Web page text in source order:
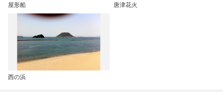
屋形船 唐津花火
西の浜